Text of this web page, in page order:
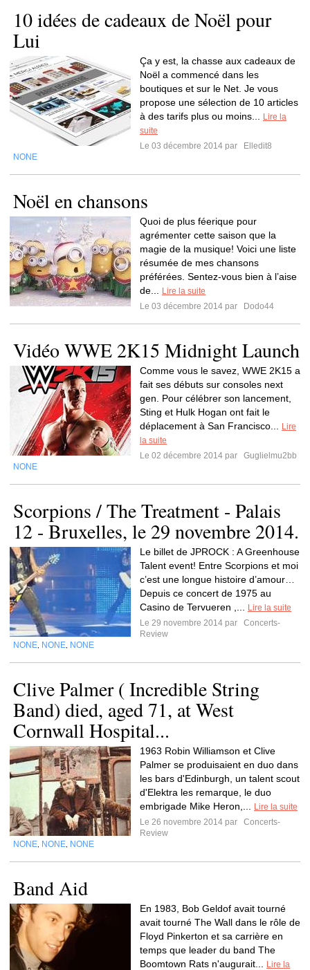
10 idées de cadeaux de Noël pour
Lui
Ça y est, la chasse aux cadeaux de
Noël a commencé dans les
boutiques et sur le Net. Je vous
propose une sélection de 10 articles
à des tarifs plus ou moins...
Lire la
suite
Le 03 décembre 2014 par
Elledit8
NONE
Noël en chansons
Quoi de plus féerique pour
agrémenter cette saison que la
magie de la musique! Voici une liste
résumée de mes chansons
préférées. Sentez-vous bien à l’aise
de...
Lire la suite
Le 03 décembre 2014 par
Dodo44
Comme vous le savez, WWE 2K15 a
fait ses débuts sur consoles next
gen. Pour célébrer son lancement,
Sting et Hulk Hogan ont fait le
déplacement à San Francisco...
Lire
la suite
Le 02 décembre 2014 par
Guglielmu2bb
NONE
Scorpions / The Treatment - Palais
12 - Bruxelles, le 29 novembre 2014.
Le billet de JPROCK : A Greenhouse
Talent event! Entre Scorpions et moi
c’est une longue histoire d’amour…
Depuis ce concert de 1975 au
Casino de Tervueren ,...
Lire la suite
Le 29 novembre 2014 par
Concerts-
Review
NONE NONE NONE
Clive Palmer ( Incredible String
Band) died, aged 71, at West
Cornwall Hospital...
1963 Robin Williamson et Clive
Palmer se produisaient en duo dans
les bars d'Edinburgh, un talent scout
d'Elektra les remarque, le duo
embrigade Mike Heron,...
Lire la suite
Le 26 novembre 2014 par
Concerts-
Review
NONE NONE NONE
Band Aid
En 1983, Bob Geldof avait tourné
avait tourné The Wall dans le rôle de
Floyd Pinkerton et sa carrière en
temps que leader du band The
Boomtown Rats n'augurait...
Lire la